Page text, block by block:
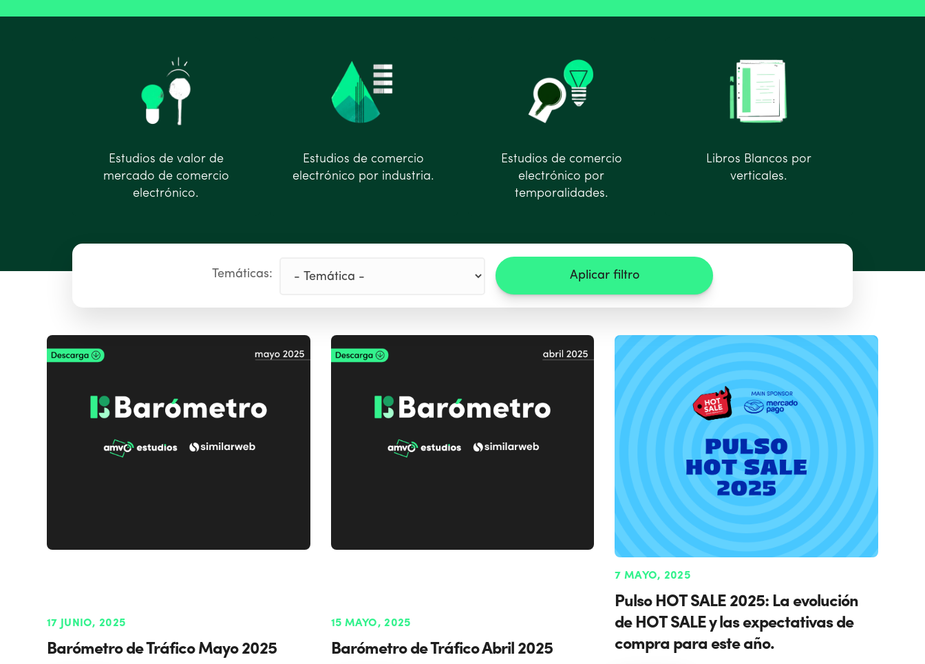
Estudios de valor de
mercado de comercio
electrónico.
Estudios de comercio
electrónico por industria.
Estudios de comercio
electrónico por
temporalidades.
Libros Blancos por
verticales.
Temáticas: Aplicar filtro
17 JUNIO, 2025
Barómetro de Tráfico Mayo 2025
15 MAYO, 2025
Barómetro de Tráfico Abril 2025
7 MAYO, 2025
Pulso HOT SALE 2025: La evolución
de HOT SALE y las expectativas de
compra para este año.